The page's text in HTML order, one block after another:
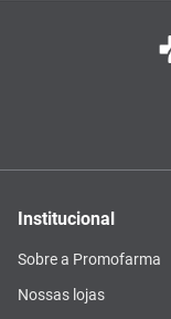
Institucional
Sobre a Promofarma
Nossas lojas